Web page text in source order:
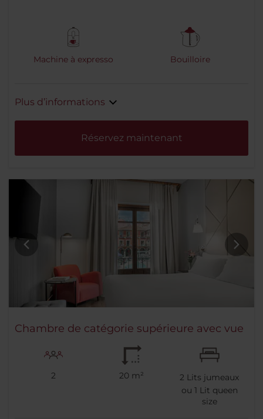
Machine à expresso Bouilloire
Plus d’informations
Réservez maintenant
Chambre de catégorie supérieure avec vue
2 20 m² 2 Lits jumeaux
ou 1 Lit queen
size